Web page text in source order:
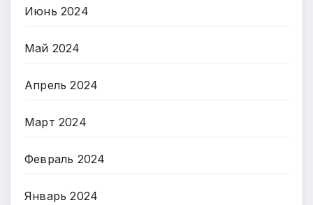
Июнь 2024
Май 2024
Апрель 2024
Март 2024
Февраль 2024
Январь 2024